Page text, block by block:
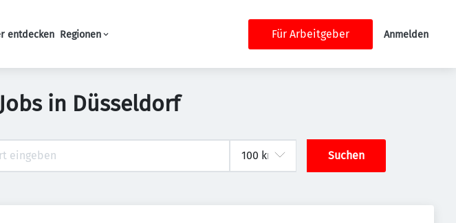
entdecken Regionen Für Arbeitgeber Anmelden
in Düsseldorf
Suchen